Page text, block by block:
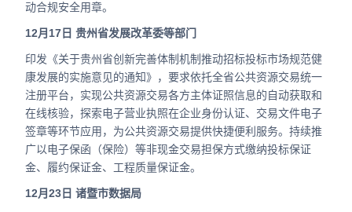
动合规安全用章。
12月17日 贵州省发展改革委等部门
印发《关于贵州省创新完善体制机制推动招标投标市场规范健
康发展的实施意见的通知》，要求依托全省公共资源交易统一
注册平台，实现公共资源交易各方主体证照信息的自动获取和
在线核验，探索电子营业执照在企业身份认证、交易文件电子
签章等环节应用，为公共资源交易提供快捷便利服务。持续推
广以电子保函（保险）等非现金交易担保方式缴纳投标保证
金、履约保证金、工程质量保证金。
12月23日 诸暨市数据局